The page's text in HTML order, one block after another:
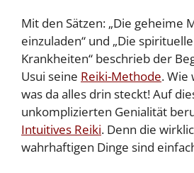
Mit den Sätzen: „Die geheime
einzuladen“ und „Die
Krankheiten“ beschrieb der
Usui seine Reiki-Methode. Wie
was da alles drin steckt! Auf
unkomplizierten Genialität
Intuitives Reiki. Denn die
wahrhaftigen Dinge sind